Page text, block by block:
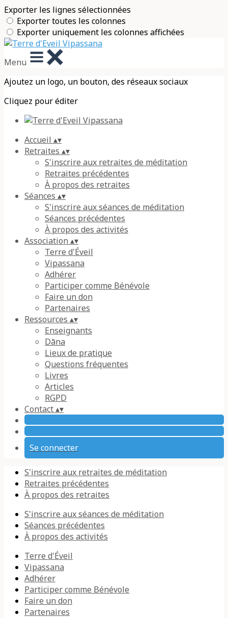
Exporter les lignes sélectionnées
Exporter toutes les colonnes
Exporter uniquement les colonnes affichées
Menu
Ajoutez un logo, un bouton, des réseaux sociaux
Cliquez pour éditer
Accueil ▴▾
Retraites ▴▾
S'inscrire aux retraites de méditation
Retraites précédentes
À propos des retraites
Séances ▴▾
S'inscrire aux séances de méditation
Séances précédentes
À propos des activités
Association ▴▾
Terre d'Éveil
Vipassana
Adhérer
Participer comme Bénévole
Faire un don
Partenaires
Ressources ▴▾
Enseignants
Dāna
Lieux de pratique
Questions fréquentes
Livres
Articles
RGPD
Contact▴▾
Se connecter
S'inscrire aux retraites de méditation
Retraites précédentes
À propos des retraites
S'inscrire aux séances de méditation
Séances précédentes
À propos des activités
Terre d'Éveil
Vipassana
Adhérer
Participer comme Bénévole
Faire un don
Partenaires